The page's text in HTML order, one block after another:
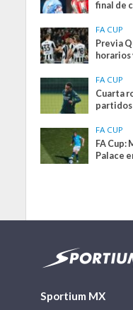
final de
FA CUP
Previa
horarios
FA CUP
Cuarta
FA CUP
FA
Palace
Sportium MX